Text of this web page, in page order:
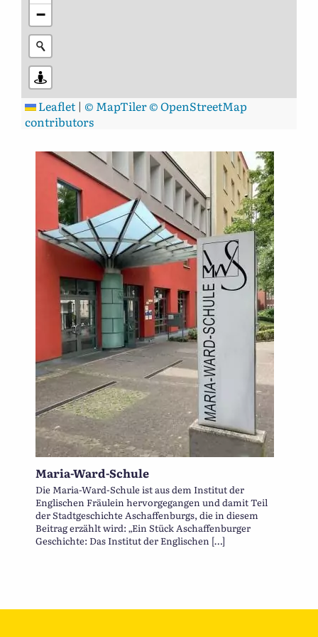
−
Leaflet | © MapTiler© OpenStreetMap
contributors
Maria-Ward-Schule
Die Maria-Ward-Schule ist aus dem Institut der
Englischen Fräulein hervorgegangen und damit Teil
der Stadtgeschichte Aschaffenburgs, die in diesem
Beitrag erzählt wird: „Ein Stück Aschaffenburger
Geschichte: Das Institut der Englischen […]